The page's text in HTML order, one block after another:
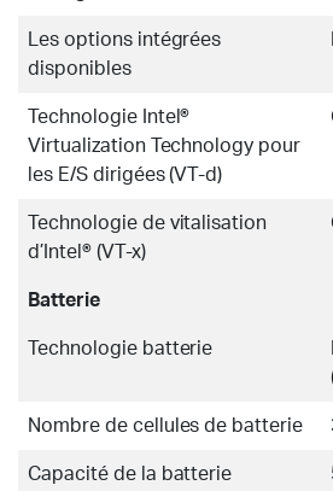
Les options intégrées
disponibles
Technologie Intel®
Virtualization Technology pour
les E/S dirigées (VT-d)
Technologie de vitalisation
d’Intel® (VT-x)
Batterie
Technologie batterie
Nombre de cellules de batterie
Capacité de la batterie